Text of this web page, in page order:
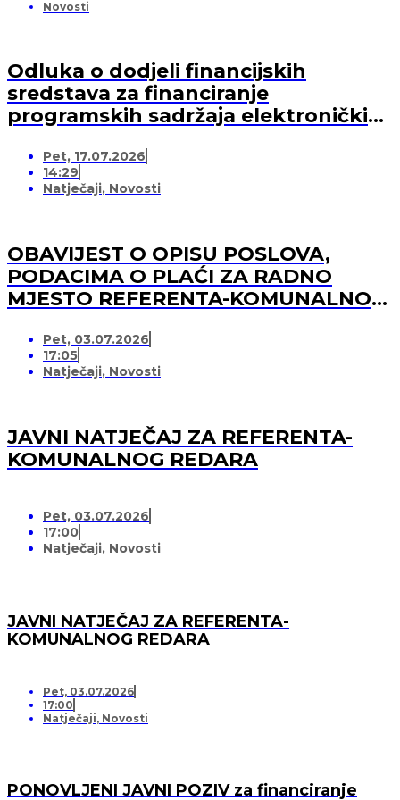
Novosti
Odluka o dodjeli financijskih
sredstava za financiranje
programskih sadržaja elektroničkih
medijskih usluga)
Pet, 17.07.2026
14:29
Natječaji, Novosti
OBAVIJEST O OPISU POSLOVA,
PODACIMA O PLAĆI ZA RADNO
MJESTO REFERENTA-KOMUNALNOG
Pet, 03.07.2026
17:05
Natječaji, Novosti
JAVNI NATJEČAJ ZA REFERENTA-
KOMUNALNOG REDARA
Pet, 03.07.2026
17:00
Natječaji, Novosti
JAVNI NATJEČAJ ZA REFERENTA-
KOMUNALNOG REDARA
Pet, 03.07.2026
17:00
Natječaji, Novosti
PONOVLJENI JAVNI POZIV za financiranje